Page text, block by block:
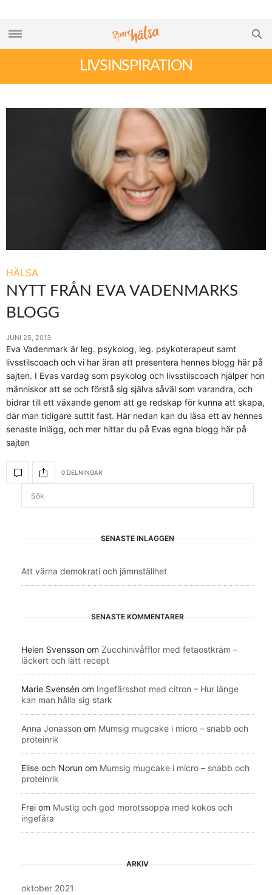
LIVSINSPIRATION
HÄLSA
NYTT FRÅN EVA VADENMARKS
BLOGG
JUNI 25, 2013
Eva Vadenmark är leg. psykolog, leg. psykoterapeut samt
livsstilscoach och vi har äran att presentera hennes blogg här på
sajten. I Evas vardag som psykolog och livsstilscoach hjälper hon
människor att se och förstå sig själva såväl som varandra, och
bidrar till ett växande genom att ge redskap för kunna att skapa,
där man tidigare suttit fast. Här nedan kan du läsa ett av hennes
senaste inlägg, och mer hittar du på Evas egna blogg här på
sajten
0 DELNINGAR
SENASTE INLÄGGEN
Att värna demokrati och jämnställhet
SENASTE KOMMENTARER
Helen Svensson om Zucchinivåfflor med fetaostkräm –
läckert och lätt recept
Marie Svensén om Ingefärsshot med citron – Hur länge
kan man hålla sig stark
Anna Jonasson om Mumsig mugcake i micro – snabb och
proteinrik
Elise och Norun om Mumsig mugcake i micro – snabb och
proteinrik
Frei om Mustig och god morotssoppa med kokos och
ingefära
ARKIV
oktober 2021